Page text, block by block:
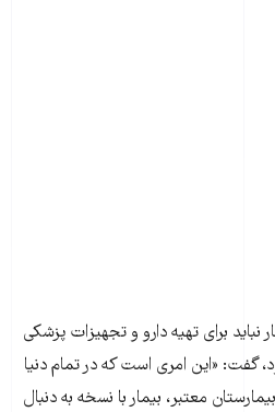
نباید برای تهیه دارو و تجهیزات پزشکی
گفت: «این امری است که در تمام دنیا
معتبر، بیمار با نسخه به دنبال